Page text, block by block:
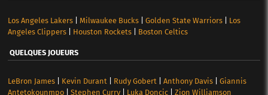
Los Angeles Lakers| Milwaukee Bucks| Golden State Warriors| Los
Angeles Clippers| Houston Rockets| Boston Celtics
QUELQUES JOUEURS
LeBron James| Kevin Durant| Rudy Gobert| Anthony Davis| Giannis
Antetokounmpo| Stephen Curry| Luka Doncic| Zion Williamson